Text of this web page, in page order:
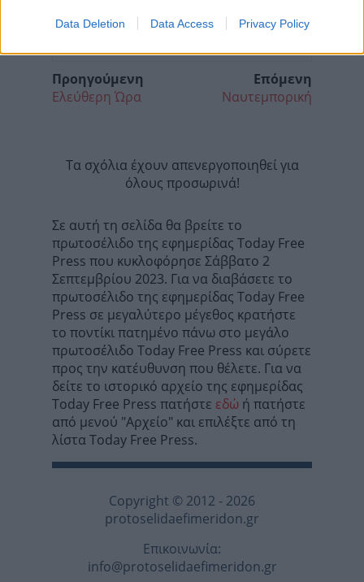
Data Deletion Data Access Privacy Policy
Προηγούμενη
Ελεύθερη Ώρα
Επόμενη
Ναυτεμπορική
Τα σχόλια έχουν απενεργοποιηθεί για
όλους προσωρινά!
Σε αυτή τη σελίδα θα βρείτε το
πρωτοσέλιδο της εφημερίδας Today Free
Press που κυκλοφόρησε Σάββατο 2
Σεπτεμβρίου 2023. Για να διαβάσετε το
πρωτοσέλιδο της εφημερίδας Today Free
Press σε μεγαλύτερο μέγεθος κρατήστε
το ποντίκι πατημένο πάνω στο μεγάλο
πρωτοσέλιδο Today Free Press και σύρετε
προς την κατέυθυνση που θέλετε. Για να
δείτε το ιστορικό αρχείο της εφημερίδας
Today Free Press πατήστε εδώ ή πατήστε
από μενού "Αρχείο" και επιλέξτε από τη
λίστα Today Free Press.
Copyright © 2012 - 2026
protoselidaefimeridon.gr
Επικοινωνία:
info@protoselidaefimeridon.gr